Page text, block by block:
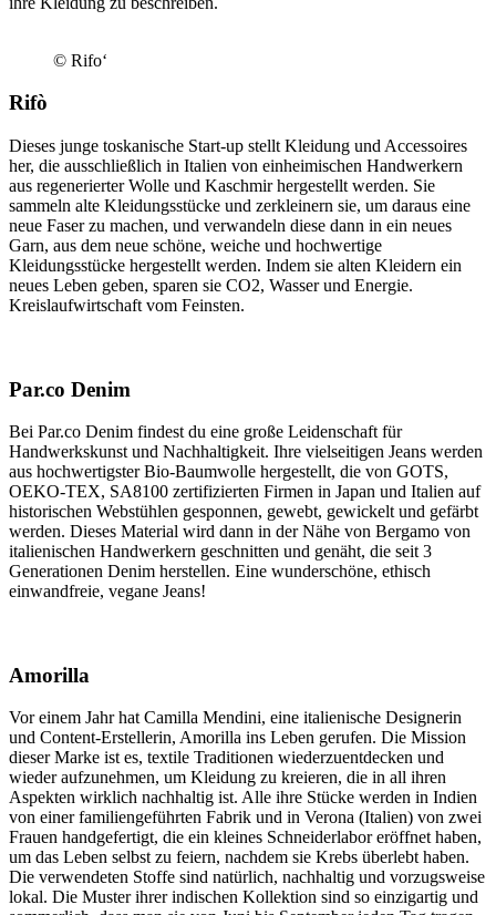
© Rifo‘
Rifò
Dieses junge toskanische Start-up stellt Kleidung und Accessoires
her, die ausschließlich in Italien von einheimischen Handwerkern
aus regenerierter Wolle und Kaschmir hergestellt werden. Sie
sammeln alte Kleidungsstücke und zerkleinern sie, um daraus eine
neue Faser zu machen, und verwandeln diese dann in ein neues
Garn, aus dem neue schöne, weiche und hochwertige
Kleidungsstücke hergestellt werden. Indem sie alten Kleidern ein
neues Leben geben, sparen sie CO2, Wasser und Energie.
Kreislaufwirtschaft vom Feinsten.
Par.co Denim
Bei Par.co Denim findest du eine große Leidenschaft für
Handwerkskunst und Nachhaltigkeit. Ihre vielseitigen Jeans werden
aus hochwertigster Bio-Baumwolle hergestellt, die von GOTS,
OEKO-TEX, SA8100 zertifizierten Firmen in Japan und Italien auf
historischen Webstühlen gesponnen, gewebt, gewickelt und gefärbt
werden. Dieses Material wird dann in der Nähe von Bergamo von
italienischen Handwerkern geschnitten und genäht, die seit 3
Generationen Denim herstellen. Eine wunderschöne, ethisch
einwandfreie, vegane Jeans!
Amorilla
Vor einem Jahr hat Camilla Mendini, eine italienische Designerin
und Content-Erstellerin, Amorilla ins Leben gerufen. Die Mission
dieser Marke ist es, textile Traditionen wiederzuentdecken und
wieder aufzunehmen, um Kleidung zu kreieren, die in all ihren
Aspekten wirklich nachhaltig ist. Alle ihre Stücke werden in Indien
von einer familiengeführten Fabrik und in Verona (Italien) von zwei
Frauen handgefertigt, die ein kleines Schneiderlabor eröffnet haben,
um das Leben selbst zu feiern, nachdem sie Krebs überlebt haben.
Die verwendeten Stoffe sind natürlich, nachhaltig und vorzugsweise
lokal. Die Muster ihrer indischen Kollektion sind so einzigartig und